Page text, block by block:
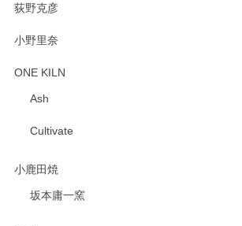
荻野克彦
小野里奈
ONE KILN
Ash
Cultivate
小鹿田焼
坂本庸一窯